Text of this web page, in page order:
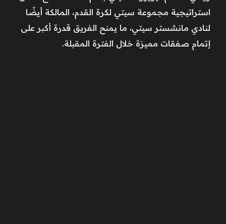
استراتيجية مجموعة سيتي لكرة القدم، المالكة أيضًا
لنادي مانشستر سيتي، ما يمنح الفريق قدرة أكبر على
إتمام صفقات مميزة خلال الفترة المقبلة.